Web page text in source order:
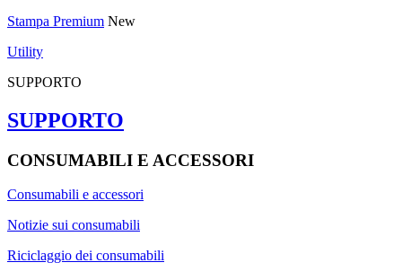
Stampa Premium New
Utility
SUPPORTO
SUPPORTO
CONSUMABILI E ACCESSORI
Consumabili e accessori
Notizie sui consumabili
Riciclaggio dei consumabili